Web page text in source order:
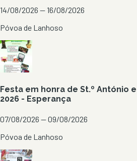
14/08/2026 — 16/08/2026
Póvoa de Lanhoso
Festa em honra de St.º António e
2026 - Esperança
07/08/2026 — 09/08/2026
Póvoa de Lanhoso